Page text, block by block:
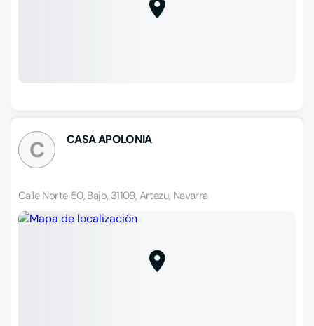
C CASA APOLONIA
Calle Norte 50, Bajo, 31109, Artazu, Navarra